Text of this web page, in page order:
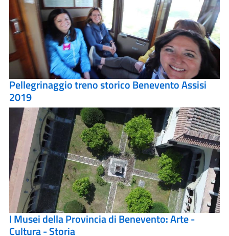
Pellegrinaggio treno storico Benevento Assisi
2019
I Musei della Provincia di Benevento: Arte -
Cultura - Storia